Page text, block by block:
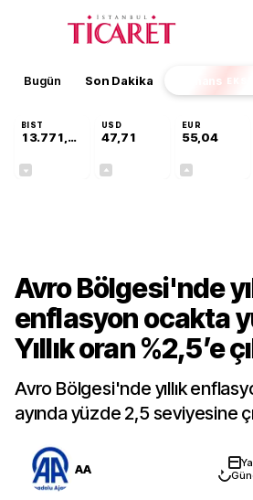
Bugün Son Dakika Finans
BIST
13.771,52
USD
47,71
EUR
55,04
Avro Bölgesi'nde
enflasyon ocakta
Yıllık oran %2,5’e
Avro Bölgesi'nde yıllık
ayında yüzde 2,5 seviyesine
AA